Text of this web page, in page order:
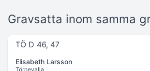
Gravsatta inom samma
TÖ D 46, 47
Elisabeth Larsson
Törnevalla